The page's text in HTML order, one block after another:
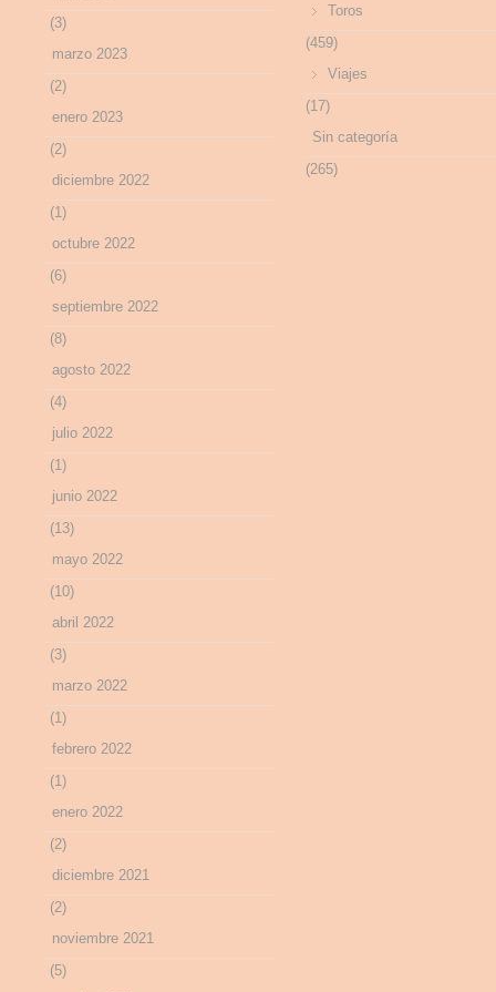
(3)
marzo 2023
(2)
enero 2023
(2)
diciembre 2022
(1)
octubre 2022
(6)
septiembre 2022
(8)
agosto 2022
(4)
julio 2022
(1)
junio 2022
(13)
mayo 2022
(10)
abril 2022
(3)
marzo 2022
(1)
febrero 2022
(1)
enero 2022
(2)
diciembre 2021
(2)
noviembre 2021
(5)
Toros
(459)
Viajes
(17)
Sin categoría
(265)